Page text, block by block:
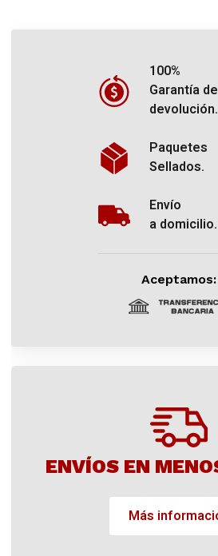
100%
Garantía de
devolución.
Paquetes
Sellados.
Envío
a domicilio.
Aceptamos:
ENVÍOS EN
Más